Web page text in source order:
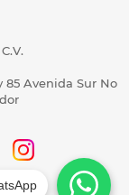
85 Avenida Sur No